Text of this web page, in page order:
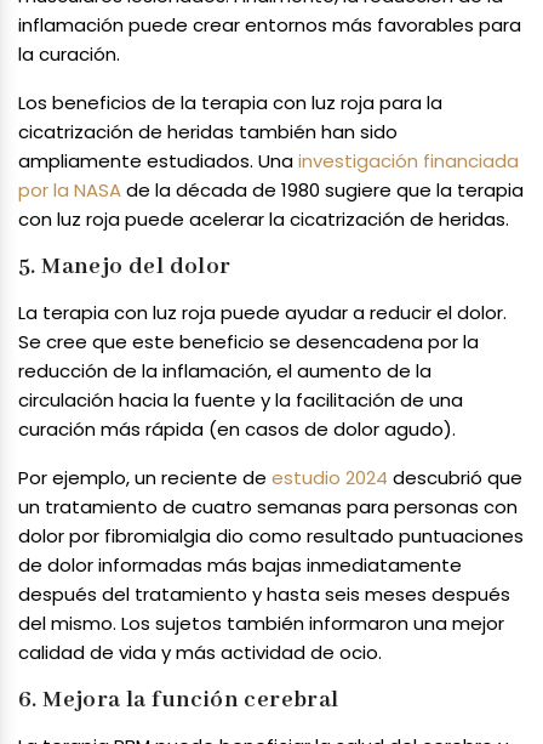
inflamación puede crear entornos más favorables para
la curación.
Los beneficios de la terapia con luz roja para la
cicatrización de heridas también han sido
ampliamente estudiados. Unainvestigación financiada
por la NASAde la década de 1980 sugiere que la terapia
con luz roja puede acelerar la cicatrización de heridas.
5. Manejo del dolor
La terapia con luz roja puede ayudar a reducir el dolor.
Se cree que este beneficio se desencadena por la
reducción de la inflamación, el aumento de la
circulación hacia la fuente y la facilitación de una
curación más rápida (en casos de dolor agudo).
Por ejemplo, un reciente de estudio 2024 descubrió que
un tratamiento de cuatro semanas para personas con
dolor por fibromialgia dio como resultado puntuaciones
de dolor informadas más bajas inmediatamente
después del tratamiento y hasta seis meses después
del mismo. Los sujetos también informaron una mejor
calidad de vida y más actividad de ocio.
6. Mejora la función cerebral